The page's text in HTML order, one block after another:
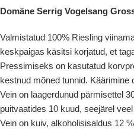
Domäne Serrig Vogelsang
Valmistatud 100% Riesling
keskpaigas käsitsi korjatud, et
Pressimiseks on kasutatud
kestnud mõned tunnid. Käärimine
Vein on laagerdunud pärmisettel
puitvaatides 10 kuud, seejärel
Vein on kuiv, alkoholisisaldus 12